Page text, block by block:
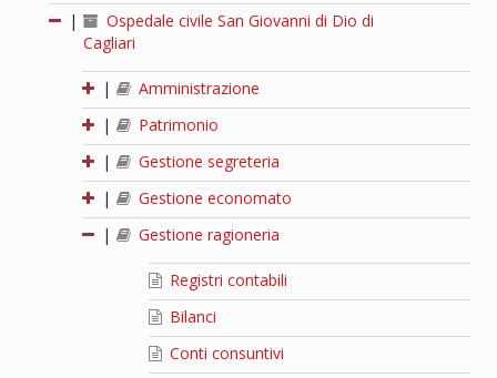
|
Ospedale civile San Giovanni di Dio di
Cagliari
|
Amministrazione
|
Patrimonio
|
Gestione segreteria
|
Gestione economato
|
Gestione ragioneria
Registri contabili
Bilanci
Conti consuntivi